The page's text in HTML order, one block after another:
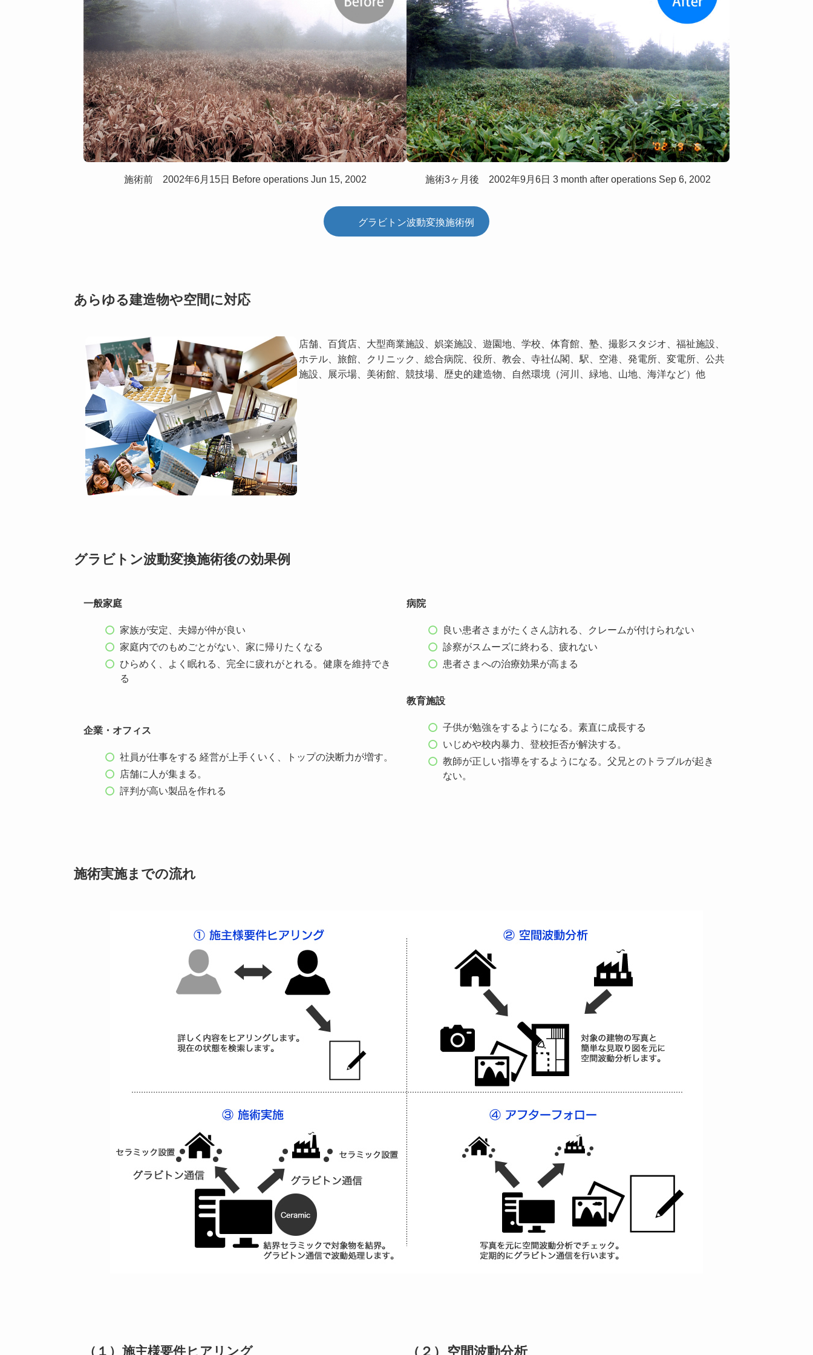
施術前 2002年6月15日 Before operations Jun 15, 2002 施術3ヶ月後 2002年9月6日 3 month after operations Sep 6, 2002
グラビトン波動変換施術例
あらゆる建造物や空間に対応
店舗、百貨店、大型商業施設、娯楽施設、遊園地、学校、体育館、塾、撮影スタジオ、福祉施設、
ホテル、旅館、クリニック、総合病院、役所、教会、寺社仏閣、駅、空港、発電所、変電所、公共
施設、展示場、美術館、競技場、歴史的建造物、自然環境（河川、緑地、山地、海洋など）他
グラビトン波動変換施術後の効果例
一般家庭
家族が安定、夫婦が仲が良い
家庭内でのもめごとがない、家に帰りたくなる
ひらめく、よく眠れる、完全に疲れがとれる。健康を維持でき
る
企業・オフィス
社員が仕事をする 経営が上手くいく、トップの決断力が増す。
店舗に人が集まる。
評判が高い製品を作れる
病院
良い患者さまがたくさん訪れる、クレームが付けられない
診察がスムーズに終わる、疲れない
患者さまへの治療効果が高まる
教育施設
子供が勉強をするようになる。素直に成長する
いじめや校内暴力、登校拒否が解決する。
教師が正しい指導をするようになる。父兄とのトラブルが起き
ない。
施術実施までの流れ
（１）施主様要件ヒアリング （２）空間波動分析